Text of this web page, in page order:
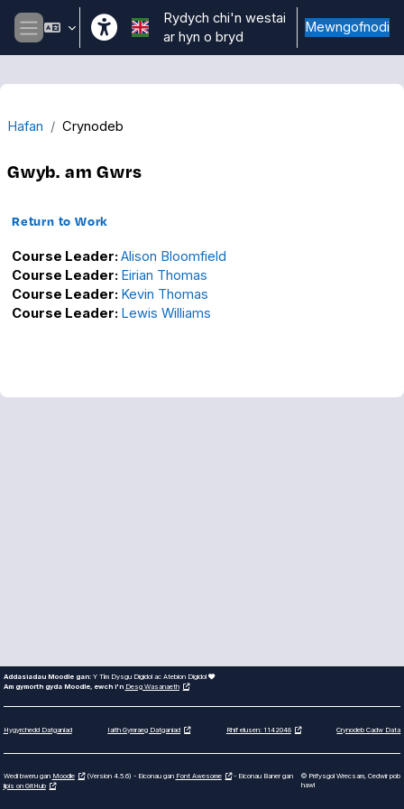
Mynd i'r prif gynnwys
Side panel
Rydych chi'n westai
ar hyn o bryd
Mewngofnodi
Hafan Crynodeb
Gwyb. am Gwrs
Return to Work
Course Leader: Alison Bloomfield
Course Leader: Eirian Thomas
Course Leader: Kevin Thomas
Course Leader: Lewis Williams
Addasiadau Moodle gan: Y Tîm Dysgu Digidol ac Atebion Digidol
Am gymorth gyda Moodle, ewch i'n Desg Wasanaeth
Hygyrchedd Datganiad Iaith Gymraeg Datganiad Rhif elusen: 1142048 Crynodeb Cadw Data
Wedi bweru gan Moodle (Version 4.5.6) - Eiconau gan Font Awesome
- Eiconau Baner gan
lipis on GitHub
© Prifysgol Wrecsam, Cedwir pob
hawl